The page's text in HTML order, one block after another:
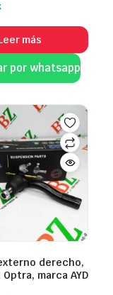
más
por whatsapp
derecho,
marca AYD